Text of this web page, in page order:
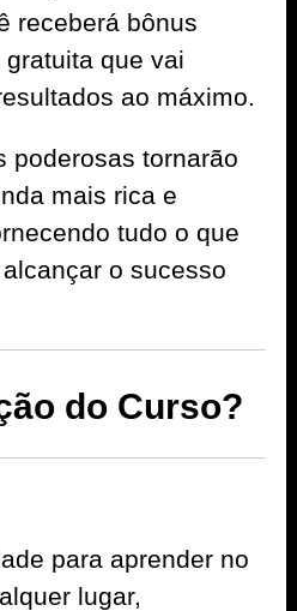
receberá bônus
que vai
ao máximo.
poderosas tornarão
mais rica e
tudo o que
o sucesso
do Curso?
para aprender no
lugar,